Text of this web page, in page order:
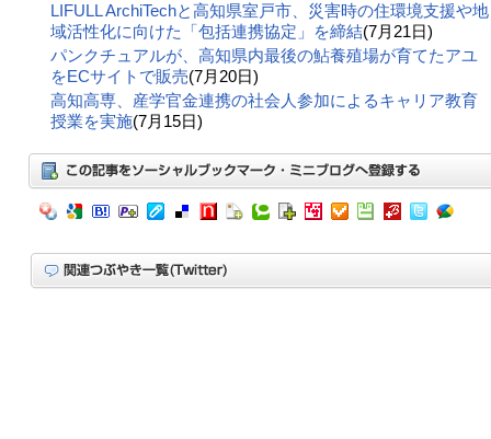
LIFULL ArchiTechと高知県室戸市、災害時の住環境支援や地
域活性化に向けた「包括連携協定」を締結(7月21日)
パンクチュアルが、高知県内最後の鮎養殖場が育てたアユ
をECサイトで販売(7月20日)
高知高専、産学官金連携の社会⼈参加によるキャリア教育
授業を実施(7月15日)